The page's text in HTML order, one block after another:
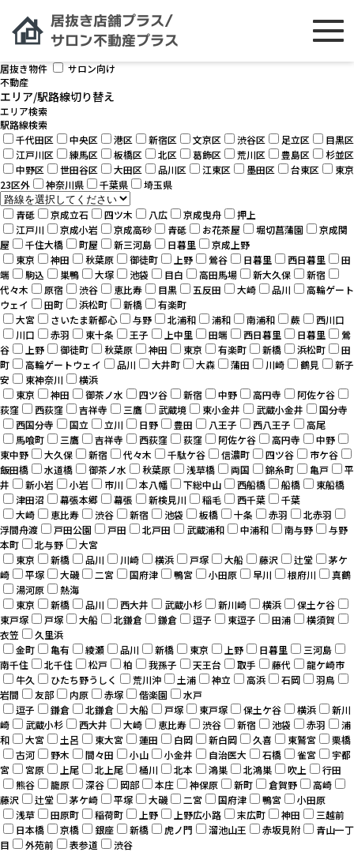
物件を検索する
物件タイプ
居抜き物件
サロン向け
不動産
エリア/駅路線切り替え
エリア検索
駅路線検索
千代田区
中央区 港区 新宿区 文京区 渋谷区 足立区
目黒区
江戸川区
練馬区 板橋区 北区 葛飾区 荒川区 豊島区
杉並区
中野区
世田谷区 大田区 品川区 江東区 墨田区 台東区
東京
23区外
神奈川県 千葉県 埼玉県
青砥 京成立石 四ツ木 八広 京成曳舟
押上
江戸川
京成小岩 京成高砂 青砥 お花茶屋 堀切菖蒲園
京成関
屋
千住大橋 町屋 新三河島 日暮里
京成上野
東京
神田 秋葉原 御徒町 上野 鶯谷 日暮里 西日暮里
田
端
駒込 巣鴨 大塚 池袋 目白 高田馬場 新大久保
新宿
代々木
原宿 渋谷 恵比寿 目黒 五反田 大崎 品川
高輪ゲート
ウェイ
田町 浜松町 新橋
有楽町
大宮
さいたま新都心 与野 北浦和 浦和 南浦和 蕨
西川口
川口
赤羽 東十条 王子 上中里 田端 西日暮里 日暮里
鶯
谷
上野 御徒町 秋葉原 神田 東京 有楽町 新橋 浜松町
田
町
高輪ゲートウェイ 品川 大井町 大森 蒲田 川崎 鶴見
新子
安
東神奈川
横浜
東京
神田 御茶ノ水 四ツ谷 新宿 中野 高円寺
阿佐ケ谷
荻窪
西荻窪 吉祥寺 三鷹 武蔵境 東小金井 武蔵小金井
国分寺
西国分寺
国立 立川 日野 豊田 八王子 西八王子
高尾
馬喰町
三鷹 吉祥寺 西荻窪 荻窪 阿佐ケ谷 高円寺
中野
東中野
大久保 新宿 代々木 千駄ケ谷 信濃町 四ツ谷
市ケ谷
飯田橋
水道橋 御茶ノ水 秋葉原 浅草橋 両国 錦糸町 亀戸
平
井
新小岩 小岩 市川 本八幡 下総中山 西船橋 船橋
東船橋
津田沼
幕張本郷 幕張 新検見川 稲毛 西千葉
千葉
大崎
恵比寿 渋谷 新宿 池袋 板橋 十条 赤羽
北赤羽
浮間舟渡
戸田公園 戸田 北戸田 武蔵浦和 中浦和 南与野
与野
本町
北与野
大宮
東京
新橋 品川 川崎 横浜 戸塚 大船 藤沢 辻堂
茅ケ
崎
平塚 大磯 二宮 国府津 鴨宮 小田原 早川 根府川
真鶴
湯河原
熱海
東京
新橋 品川 西大井 武蔵小杉 新川崎 横浜
保土ケ谷
東戸塚
戸塚 大船 北鎌倉 鎌倉 逗子 東逗子 田浦
横須賀
衣笠
久里浜
金町
亀有 綾瀬 品川 新橋 東京 上野 日暮里
三河島
南千住
北千住 松戸 柏 我孫子 天王台 取手 藤代
龍ケ崎市
牛久
ひたち野うしく 荒川沖 土浦 神立 高浜 石岡
羽鳥
岩間
友部 内原 赤塚 偕楽園
水戸
逗子
鎌倉 北鎌倉 大船 戸塚 東戸塚 保土ケ谷 横浜
新川
崎
武蔵小杉 西大井 大崎 恵比寿 渋谷 新宿 池袋 赤羽
浦
和
大宮 土呂 東大宮 蓮田 白岡 新白岡 久喜 東鷲宮
栗橋
古河
野木 間々田 小山 小金井 自治医大 石橋 雀宮
宇都
宮
宮原 上尾 北上尾 桶川 北本 鴻巣 北鴻巣 吹上
行田
熊谷
籠原 深谷 岡部 本庄 神保原 新町 倉賀野
高崎
藤沢
辻堂 茅ケ崎 平塚 大磯 二宮 国府津 鴨宮
小田原
浅草
田原町 稲荷町 上野 上野広小路 末広町 神田
三越前
日本橋
京橋 銀座 新橋 虎ノ門 溜池山王 赤坂見附
青山一丁
目
外苑前 表参道
渋谷